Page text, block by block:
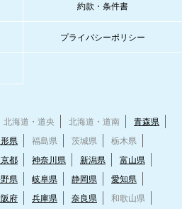
約款・条件書
プライバシーポリシー
北海道・道央 北海道・道南
青森県
県 福島県 茨城県
栃木県
都 神奈川県 新潟県
富山県
県 岐阜県 静岡県
愛知県
府 兵庫県 奈良県 和歌山県